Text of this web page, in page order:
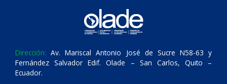
Dirección: Av. Mariscal Antonio José de Sucre N58-63 y
Fernández Salvador Edif. Olade – San Carlos, Quito –
Ecuador.